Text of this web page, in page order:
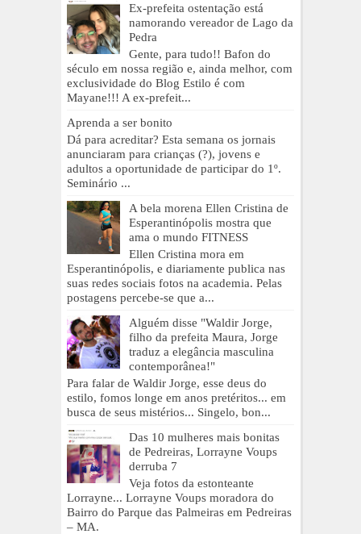
Ex-prefeita ostentação está
namorando vereador de Lago da
Pedra
Gente, para tudo!! Bafon do
século em nossa região e, ainda melhor, com
exclusividade do Blog Estilo é com
Mayane!!! A ex-prefeit...
Aprenda a ser bonito
Dá para acreditar? Esta semana os jornais
anunciaram para crianças (?), jovens e
adultos a oportunidade de participar do 1º.
Seminário ...
A bela morena Ellen Cristina de
Esperantinópolis mostra que
ama o mundo FITNESS
Ellen Cristina mora em
Esperantinópolis, e diariamente publica nas
suas redes sociais fotos na academia. Pelas
postagens percebe-se que a...
Alguém disse "Waldir Jorge,
filho da prefeita Maura, Jorge
traduz a elegância masculina
contemporânea!"
Para falar de Waldir Jorge, esse deus do
estilo, fomos longe em anos pretéritos... em
busca de seus mistérios... Singelo, bon...
Das 10 mulheres mais bonitas
de Pedreiras, Lorrayne Voups
derruba 7
Veja fotos da estonteante
Lorrayne... Lorrayne Voups moradora do
Bairro do Parque das Palmeiras em Pedreiras
– MA.